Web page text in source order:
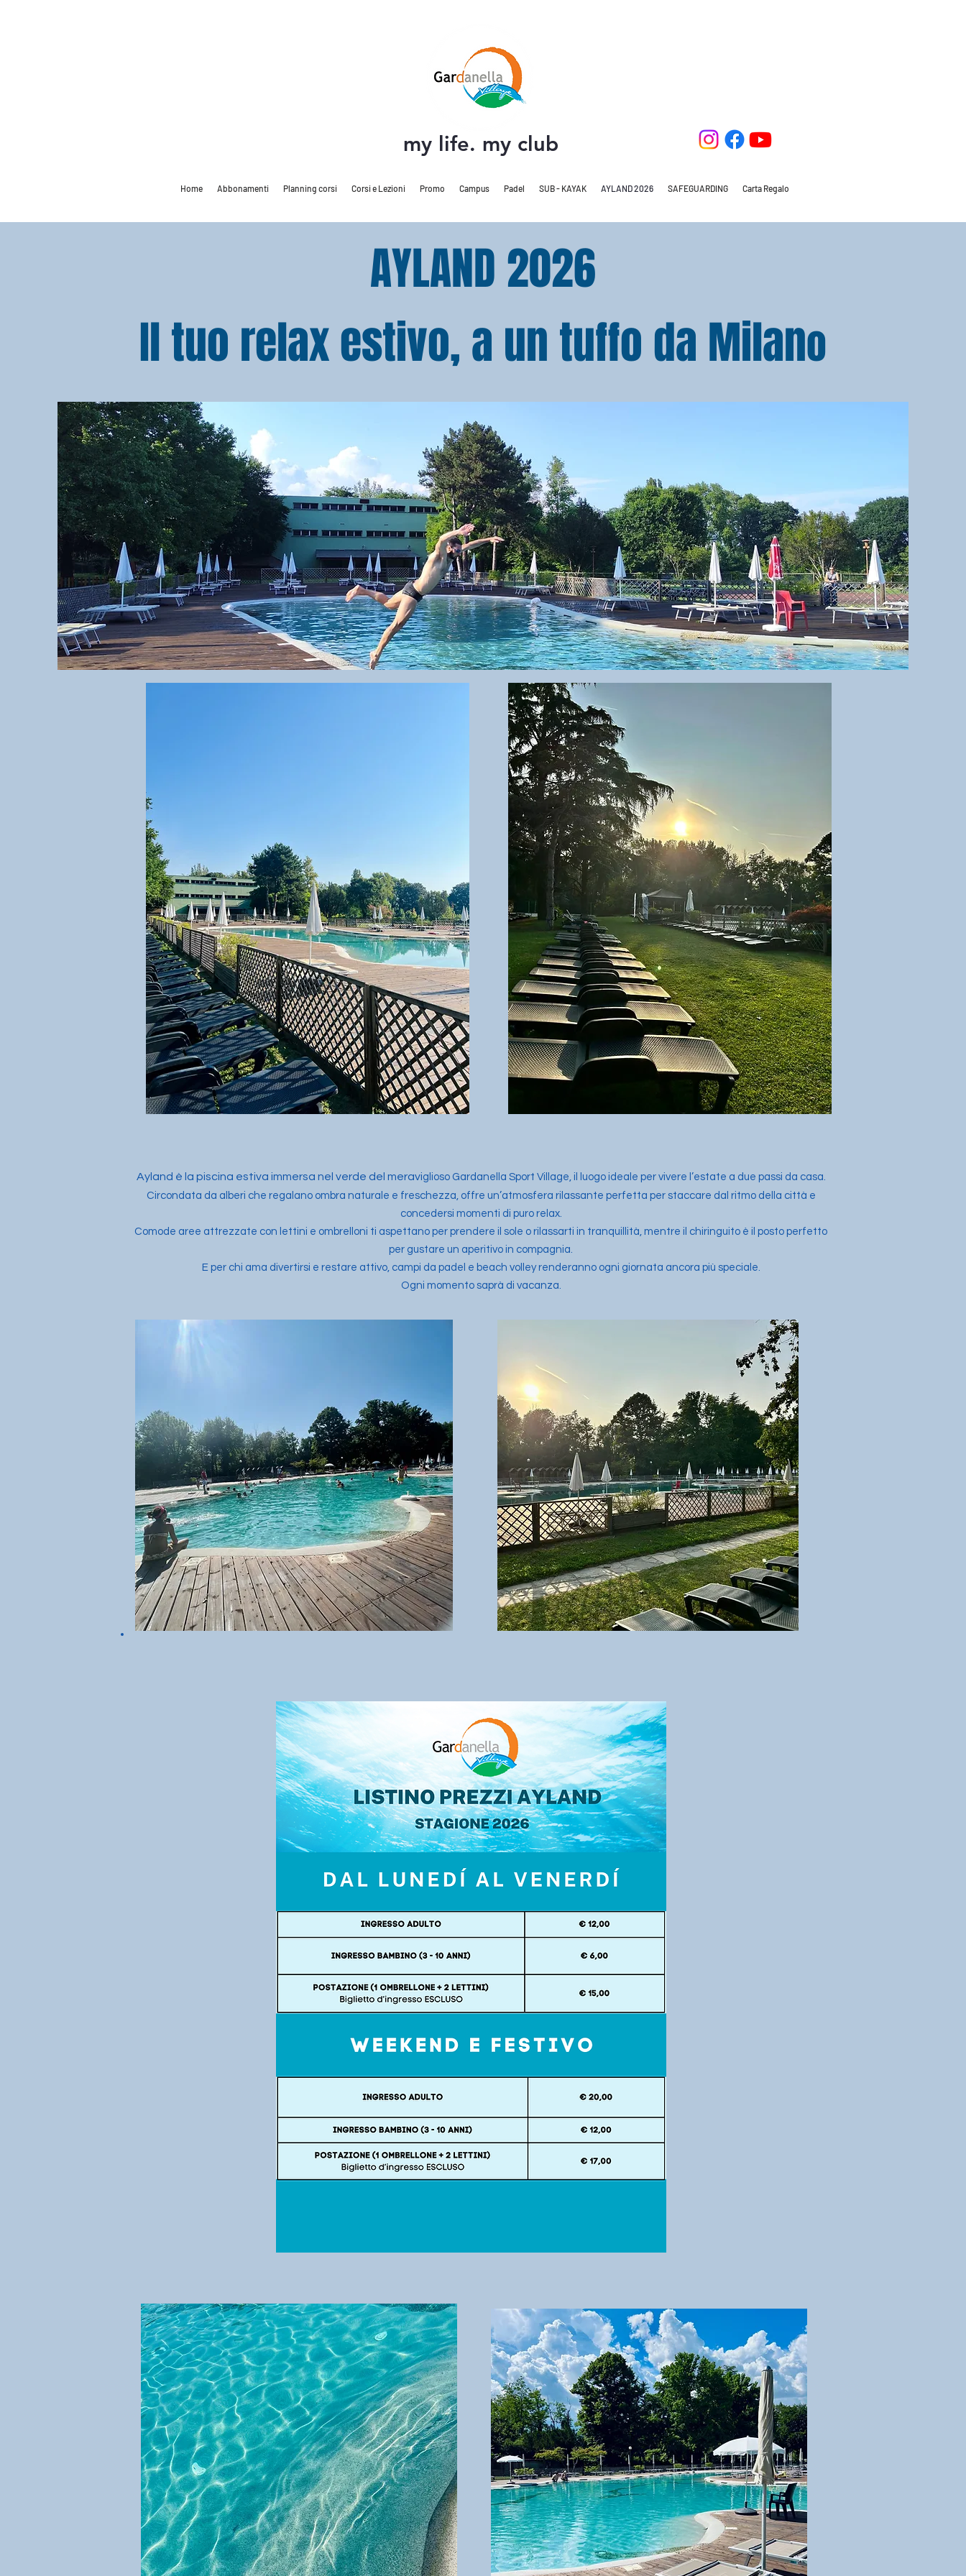
my life. my club
Home Abbonamenti Planning corsi Corsi e Lezioni Promo Campus Padel SUB - KAYAK AYLAND 2026 SAFEGUARDING Carta Regalo
AYLAND 2026
Il tuo relax estivo, a un tuffo da Milano
Ayland è la piscina estiva immersa nel verde del meraviglioso Gardanella Sport Village, il luogo ideale per vivere l’estate a due passi da casa.
Circondata da alberi che regalano ombra naturale e freschezza, offre un’atmosfera rilassante perfetta per staccare dal ritmo della città e
concedersi momenti di puro relax.
Comode aree attrezzate con lettini e ombrelloni ti aspettano per prendere il sole o rilassarti in tranquillità, mentre il chiringuito è il posto perfetto
per gustare un aperitivo in compagnia.
E per chi ama divertirsi e restare attivo, campi da padel e beach volley renderanno ogni giornata ancora più speciale.
Ogni momento saprà di vacanza.